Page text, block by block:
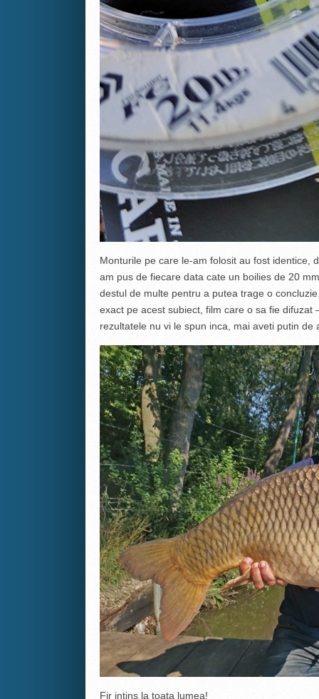
Monturile pe care le-am folosit au fost identice,
am pus de fiecare data cate un boilies de 20
destul de multe pentru a putea trage o
exact pe acest subiect, film care o sa fie
rezultatele nu vi le spun inca, mai aveti putin de
Fir intins la toata lumea!